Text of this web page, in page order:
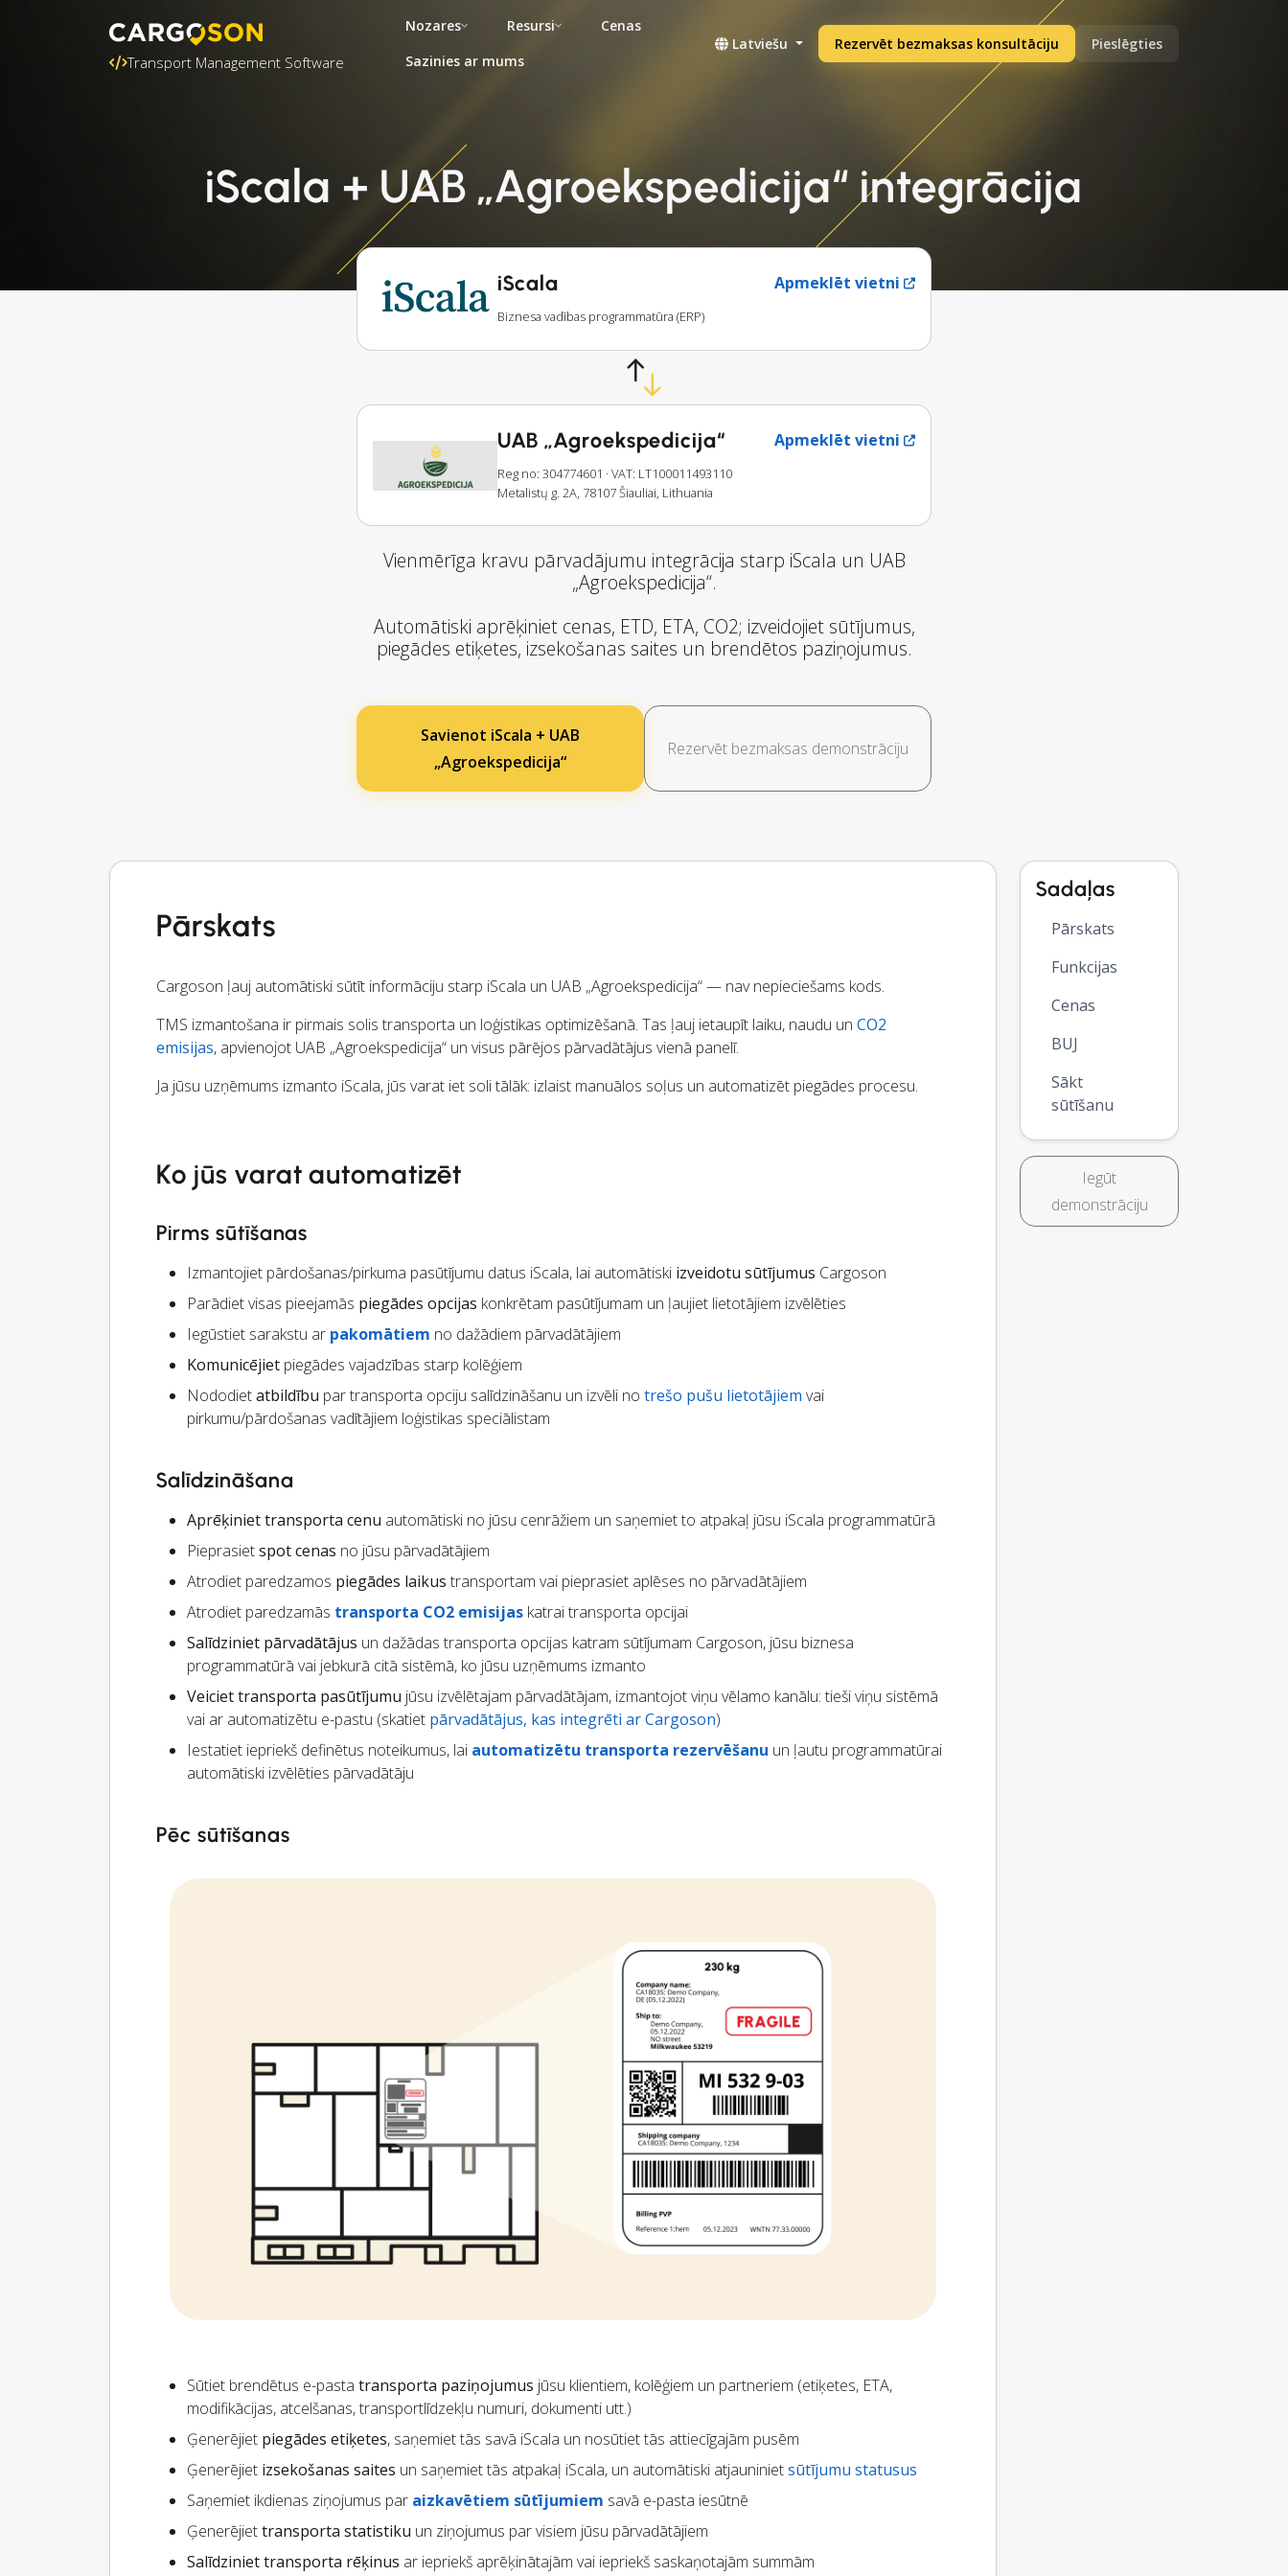
Transport Management Software
Nozares Resursi
Cenas
Sazinies ar mums
Latviešu Rezervēt bezmaksas konsultāciju Pieslēgties
iScala + UAB „Agroekspedicija“ integrācija
iScala Apmeklēt vietni
Biznesa vadības programmatūra (ERP)
UAB „Agroekspedicija“ Apmeklēt vietni
Reg no: 304774601 · VAT: LT100011493110
Metalistų g. 2A, 78107 Šiauliai, Lithuania
Vienmērīga kravu pārvadājumu integrācija starp iScala un UAB
„Agroekspedicija“.
Automātiski aprēķiniet cenas, ETD, ETA, CO2; izveidojiet sūtījumus,
piegādes etiķetes, izsekošanas saites un brendētos paziņojumus.
Savienot iScala + UAB
„Agroekspedicija“
Rezervēt bezmaksas demonstrāciju
Pārskats
Cargoson ļauj automātiski sūtīt informāciju starp iScala un UAB „Agroekspedicija“ — nav nepieciešams kods.
TMS izmantošana ir pirmais solis transporta un loģistikas optimizēšanā. Tas ļauj ietaupīt laiku, naudu un CO2
emisijas, apvienojot UAB „Agroekspedicija“ un visus pārējos pārvadātājus vienā panelī.
Ja jūsu uzņēmums izmanto iScala, jūs varat iet soli tālāk: izlaist manuālos soļus un automatizēt piegādes procesu.
Ko jūs varat automatizēt
Pirms sūtīšanas
Izmantojiet pārdošanas/pirkuma pasūtījumu datus iScala, lai automātiski izveidotu sūtījumus Cargoson
Parādiet visas pieejamās piegādes opcijas konkrētam pasūtījumam un ļaujiet lietotājiem izvēlēties
Iegūstiet sarakstu ar pakomātiem no dažādiem pārvadātājiem
Komunicējiet piegādes vajadzības starp kolēģiem
Nododietatbildību par transporta opciju salīdzināšanu un izvēli no trešo pušu lietotājiem vai
pirkumu/pārdošanas vadītājiem loģistikas speciālistam
Salīdzināšana
Aprēķiniet transporta cenu automātiski no jūsu cenrāžiem un saņemiet to atpakaļ jūsu iScala programmatūrā
Pieprasietspot cenas no jūsu pārvadātājiem
Atrodiet paredzamos piegādes laikus transportam vai pieprasiet aplēses no pārvadātājiem
Atrodiet paredzamās transporta CO2 emisijas katrai transporta opcijai
Salīdziniet pārvadātājus un dažādas transporta opcijas katram sūtījumam Cargoson, jūsu biznesa
programmatūrā vai jebkurā citā sistēmā, ko jūsu uzņēmums izmanto
Veiciet transporta pasūtījumu jūsu izvēlētajam pārvadātājam, izmantojot viņu vēlamo kanālu: tieši viņu sistēmā
vai ar automatizētu e-pastu (skatiet pārvadātājus, kas integrēti ar Cargoson)
Iestatiet iepriekš definētus noteikumus, lai automatizētu transporta rezervēšanu un ļautu programmatūrai
automātiski izvēlēties pārvadātāju
Pēc sūtīšanas
Sūtiet brendētus e-pasta transporta paziņojumus jūsu klientiem, kolēģiem un partneriem (etiķetes, ETA,
modifikācijas, atcelšanas, transportlīdzekļu numuri, dokumenti utt.)
Ģenerējiet piegādes etiķetes, saņemiet tās savā iScala un nosūtiet tās attiecīgajām pusēm
Ģenerējiet izsekošanas saites un saņemiet tās atpakaļ iScala, un automātiski atjauninietsūtījumu statusus
Saņemiet ikdienas ziņojumus par aizkavētiem sūtījumiem savā e-pasta iesūtnē
Ģenerējiettransporta statistiku un ziņojumus par visiem jūsu pārvadātājiem
Salīdziniet transporta rēķinus ar iepriekš aprēķinātajām vai iepriekš saskaņotajām summām
Sadaļas
Pārskats
Funkcijas
Cenas
BUJ
Sākt
sūtīšanu
Iegūt
demonstrāciju